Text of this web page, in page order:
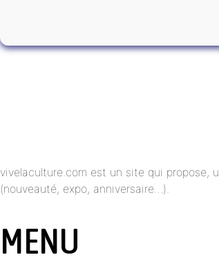
vivelaculture.com est un site qui propose,
(nouveauté, expo, anniversaire…).
MENU